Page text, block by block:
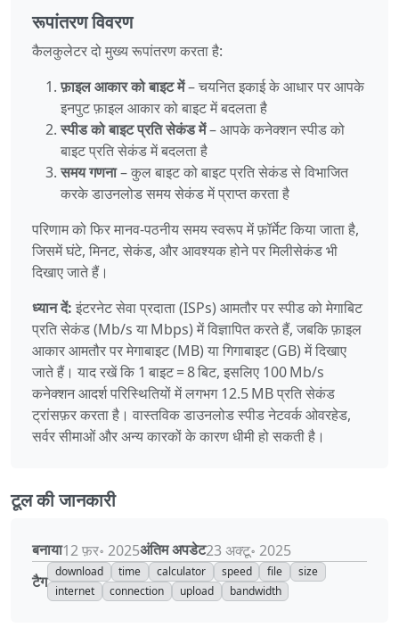
रूपांतरण विवरण
कैलकुलेटर दो मुख्य रूपांतरण करता है:
फ़ाइल आकार को बाइट में– चयनित इकाई के आधार पर आपके
इनपुट फ़ाइल आकार को बाइट में बदलता है
स्पीड को बाइट प्रति सेकंड में– आपके कनेक्शन स्पीड को
बाइट प्रति सेकंड में बदलता है
समय गणना– कुल बाइट को बाइट प्रति सेकंड से विभाजित
करके डाउनलोड समय सेकंड में प्राप्त करता है
परिणाम को फिर मानव‑पठनीय समय स्वरूप में फ़ॉर्मेट किया जाता है,
जिसमें घंटे, मिनट, सेकंड, और आवश्यक होने पर मिलीसेकंड भी
दिखाए जाते हैं।
ध्यान दें: इंटरनेट सेवा प्रदाता (ISPs) आमतौर पर स्पीड को मेगाबिट
प्रति सेकंड (Mb/s या Mbps) में विज्ञापित करते हैं, जबकि फ़ाइल
आकार आमतौर पर मेगाबाइट (MB) या गिगाबाइट (GB) में दिखाए
जाते हैं। याद रखें कि 1 बाइट = 8 बिट, इसलिए 100 Mb/s
कनेक्शन आदर्श परिस्थितियों में लगभग 12.5 MB प्रति सेकंड
ट्रांसफ़र करता है। वास्तविक डाउनलोड स्पीड नेटवर्क ओवरहेड,
सर्वर सीमाओं और अन्य कारकों के कारण धीमी हो सकती है।
टूल की जानकारी
बनाया12 फ़र॰ 2025अंतिम अपडेट23 अक्टू॰ 2025
टैग
download time calculator speed file
size
internet
connection upload bandwidth